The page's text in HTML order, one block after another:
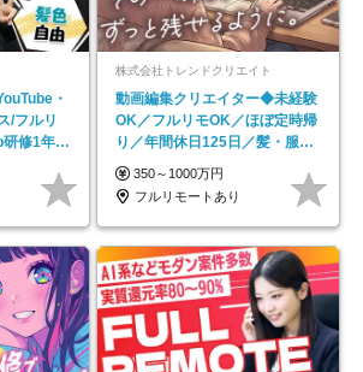
・
/フルリ
修1年間
株式会社トレンドクリエイト
動画編集クリエイター◆未経験
OK／フルリモOK／ほぼ定時帰
り／年間休日125日／髪・服・
ネイル自由／副業OK
350～1000万円
フルリモートあり